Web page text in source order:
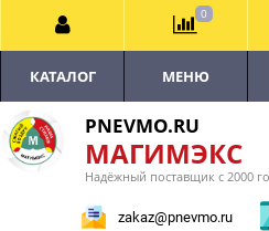
PNEVMO.RU
МАГИМЭКС
Надёжный поставщик с 2000
zakaz@pnevmo.ru
КАТАЛОГ МЕНЮ
0